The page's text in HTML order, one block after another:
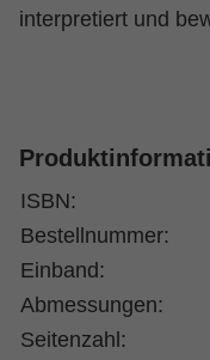
interpretiert und
ISBN:
Bestellnummer:
Einband:
Abmessungen:
Seitenzahl: